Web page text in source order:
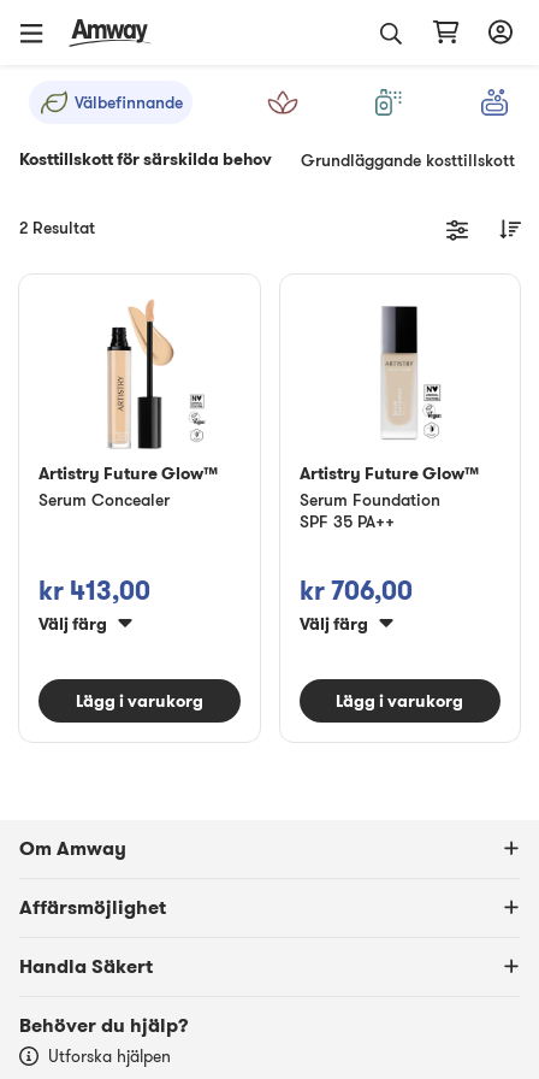
Välbefinnande
Kosttillskott för särskilda behov Grundläggande kosttillskott
2 Resultat
Artistry Future Glow™
Serum Concealer
kr 413,00
Välj färg
Lägg i varukorg
Artistry Future Glow™
Serum Foundation
SPF 35 PA++
kr 706,00
Välj färg
Lägg i varukorg
Om Amway
Affärsmöjlighet
Handla Säkert
Behöver du hjälp?
Utforska hjälpen